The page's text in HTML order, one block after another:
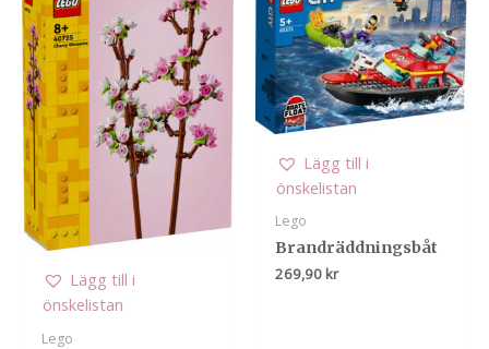
Lägg till i
önskelistan
Lego
Lägg till i
önskelistan
Lego
Brandräddningsbåt
269,90 kr